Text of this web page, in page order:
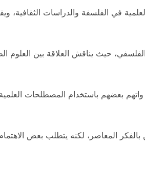
في الفلسفة والدراسات الثقافية،
حيث يناقش العلاقة بين العلوم
واتهم بعضهم باستخدام المصطلحات
بالفكر المعاصر، لكنه يتطلب بعض